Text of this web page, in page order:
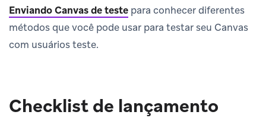
Enviando Canvas de teste para conhecer diferentes
métodos que você pode usar para testar seu Canvas
com usuários teste.
Checklist de lançamento